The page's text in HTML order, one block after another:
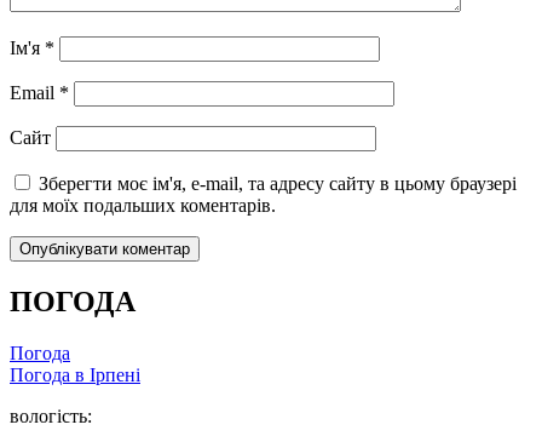
Ім'я *
Email *
Сайт
Зберегти моє ім'я, e-mail, та адресу сайту в цьому браузері
для моїх подальших коментарів.
ПОГОДА
Погода
Погода в Ірпені
вологість: